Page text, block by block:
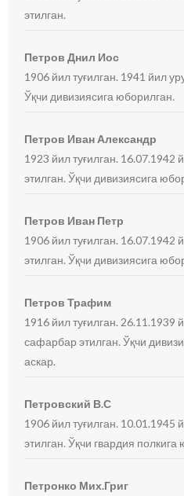
этилган.
Петров Днил Иос
1906 йил туғилган. 1941 йил
Ўқчи дивизиясига юборилган.
Петров Иван Александр
1923 йил туғилган. 16.07.1942
этилган. Ўқчи дивизиясига
Петров Иван Петр
1906 йил туғилган. 16.07.1942
этилган. Ўқчи дивизиясига
Петров Трафим
1916 йил туғилган. 26.11.1939
сафарбар этилган. Ўқчи
аскар.
Петровский В.С
1906 йил туғилган. 10.01.1945
этилган. Ўқчи гвардия полкига
Петронко Мих.Григ